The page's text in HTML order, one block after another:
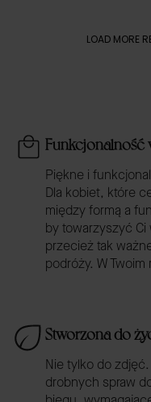
LOAD MORE
Funkcjonalność
Piękne i
Dla kobiet, które
między formą a
by towarzyszyć Ci
przecież tak
podróży. W Twoim
Stworzona do
Nie tylko do
drobnych spraw